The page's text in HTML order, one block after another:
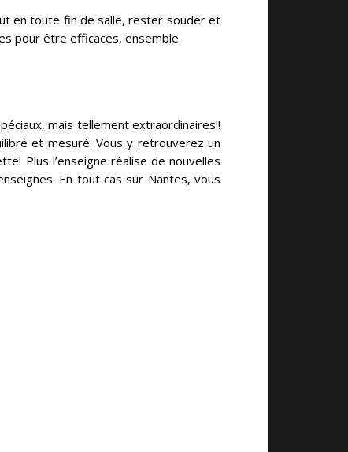
en toute fin de salle, rester souder et
pour être efficaces, ensemble.
mais tellement extraordinaires!!
et mesuré. Vous y retrouverez un
Plus l’enseigne réalise de nouvelles
En tout cas sur Nantes, vous